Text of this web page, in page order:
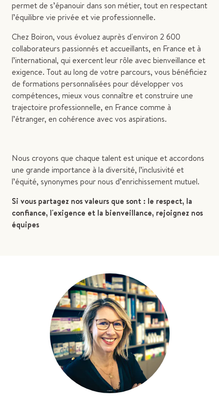
permet de s’épanouir dans son métier, tout en respectant
l’équilibre vie privée et vie professionnelle.
Chez Boiron, vous évoluez auprès d'environ 2 600
collaborateurs passionnés et accueillants, en France et à
l’international, qui exercent leur rôle avec bienveillance et
exigence. Tout au long de votre parcours, vous bénéficiez
de formations personnalisées pour développer vos
compétences, mieux vous connaître et construire une
trajectoire professionnelle, en France comme à
l’étranger, en cohérence avec vos aspirations.
Nous croyons que chaque talent est unique et accordons
une grande importance à la diversité, l’inclusivité et
l’équité, synonymes pour nous d’enrichissement mutuel.
Si vous partagez nos valeurs que sont : le respect, la
confiance, l'exigence et la bienveillance, rejoignez nos
équipes